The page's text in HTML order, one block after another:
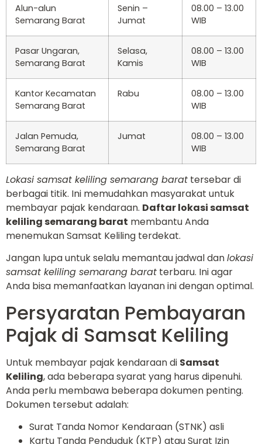
Alun-alun
Semarang Barat
Senin –
Jumat
08.00 – 13.00
WIB
Pasar Ungaran,
Semarang Barat
Selasa,
Kamis
08.00 – 13.00
WIB
Kantor Kecamatan
Semarang Barat
Rabu
08.00 – 13.00
WIB
Jalan Pemuda,
Semarang Barat
Jumat
08.00 – 13.00
WIB
Lokasi samsat keliling semarang barat tersebar di
berbagai titik. Ini memudahkan masyarakat untuk
membayar pajak kendaraan. Daftar lokasi samsat
keliling semarang barat membantu Anda
menemukan Samsat Keliling terdekat.
Jangan lupa untuk selalu memantau jadwal danlokasi
samsat keliling semarang barat terbaru. Ini agar
Anda bisa memanfaatkan layanan ini dengan optimal.
Persyaratan Pembayaran
Pajak di Samsat Keliling
Untuk membayar pajak kendaraan di Samsat
Keliling, ada beberapa syarat yang harus dipenuhi.
Anda perlu membawa beberapa dokumen penting.
Dokumen tersebut adalah:
Surat Tanda Nomor Kendaraan (STNK) asli
Kartu Tanda Penduduk (KTP) atau Surat Izin